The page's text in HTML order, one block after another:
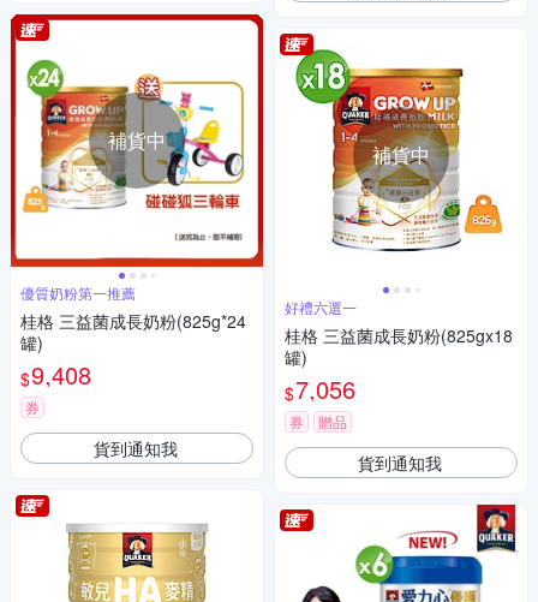
補貨中
優質奶粉第一推薦
桂格 三益菌成長奶粉(825g*24
罐)
$9,408
券
貨到通知我
補貨中
好禮六選一
桂格 三益菌成長奶粉(825gx18
罐)
$7,056
券 贈品
貨到通知我